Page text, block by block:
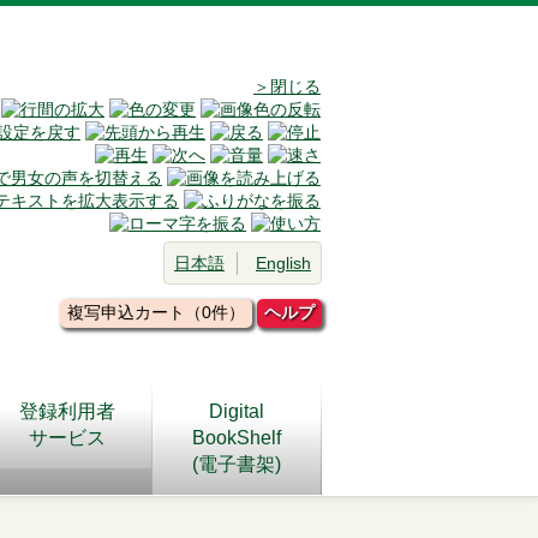
＞閉じる
日本語 English
複写申込カート（0件） ヘルプ
登録利用者
サービス
Digital
BookShelf
(電子書架)